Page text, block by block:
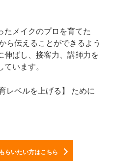
たメイクのプロを育てた
ら伝えることができるよう
伸ばし、接客力、講師力を
います。
レベルを上げる】
ために
らいたい方はこちら